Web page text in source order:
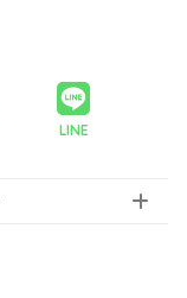
LINE